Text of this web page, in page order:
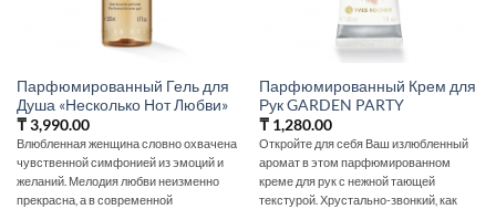
Парфюмированный Гель для
Душа «Несколько Нот Любви»
₸3,990.00
Влюбленная женщина словно охвачена
чувственной симфонией из эмоций и
желаний. Мелодия любви неизменно
прекрасна, а в современной
Парфюмированный Крем для
Рук GARDEN PARTY
₸1,280.00
Откройте для себя Ваш излюбленный
аромат в этом парфюмированном
креме для рук с нежной тающей
текстурой. Хрустально-звонкий, как